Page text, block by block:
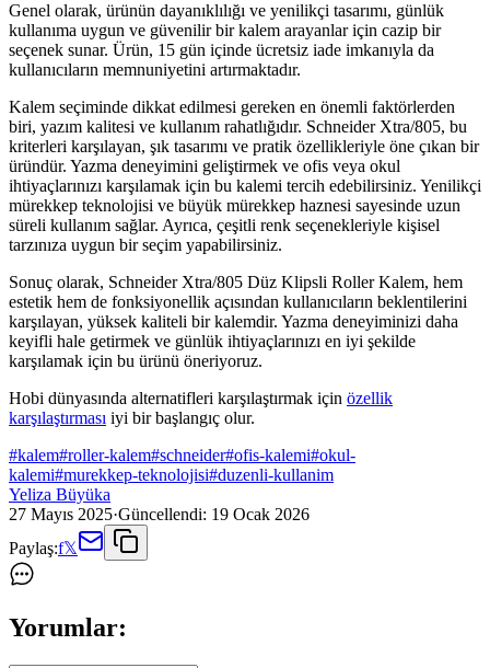
Genel olarak, ürünün dayanıklılığı ve yenilikçi tasarımı, günlük
kullanıma uygun ve güvenilir bir kalem arayanlar için cazip bir
seçenek sunar. Ürün, 15 gün içinde ücretsiz iade imkanıyla da
kullanıcıların memnuniyetini artırmaktadır.
Kalem seçiminde dikkat edilmesi gereken en önemli faktörlerden
biri, yazım kalitesi ve kullanım rahatlığıdır. Schneider Xtra/805, bu
kriterleri karşılayan, şık tasarımı ve pratik özellikleriyle öne çıkan bir
üründür. Yazma deneyimini geliştirmek ve ofis veya okul
ihtiyaçlarınızı karşılamak için bu kalemi tercih edebilirsiniz. Yenilikçi
mürekkep teknolojisi ve büyük mürekkep haznesi sayesinde uzun
süreli kullanım sağlar. Ayrıca, çeşitli renk seçenekleriyle kişisel
tarzınıza uygun bir seçim yapabilirsiniz.
Sonuç olarak, Schneider Xtra/805 Düz Klipsli Roller Kalem, hem
estetik hem de fonksiyonellik açısından kullanıcıların beklentilerini
karşılayan, yüksek kaliteli bir kalemdir. Yazma deneyiminizi daha
keyifli hale getirmek ve günlük ihtiyaçlarınızı en iyi şekilde
karşılamak için bu ürünü öneriyoruz.
Hobi dünyasında alternatifleri karşılaştırmak için özellik
karşılaştırması iyi bir başlangıç olur.
#kalem#roller-kalem#schneider#ofis-kalemi#okul-
kalemi#murekkep-teknolojisi#duzenli-kullanim
Yeliza Büyüka
27 Mayıs 2025·Güncellendi: 19 Ocak 2026
Paylaş:f𝕏
Yorumlar: